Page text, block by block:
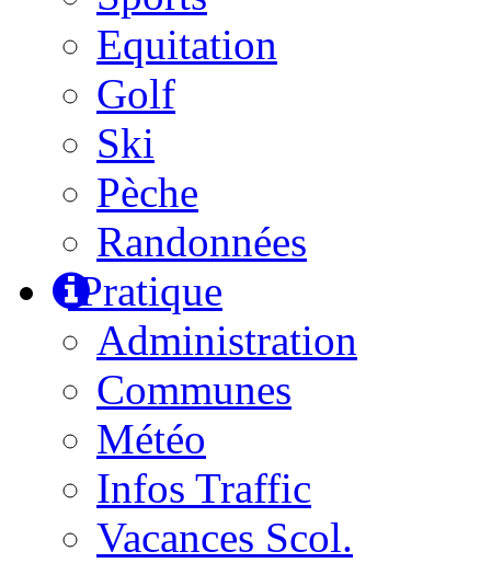
Equitation
Golf
Ski
Pèche
Randonnées
Pratique
Administration
Communes
Météo
Infos Traffic
Vacances Scol.